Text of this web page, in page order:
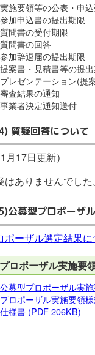
実施要領等の公表
参加申込書の提
質問書の受付期
質問書の回答
参加辞退届の提
提案書・見積書等
プレゼンテーション(
審査結果の通
事業者決定通知
質疑回答について
月17日更新）
はありませんでした。
公募型プロポーザ
ポーザル選定結果に
ロポーザル実施要
公募型プロポーザル実
プロポーザル実施要領
仕様書 (PDF 206KB)